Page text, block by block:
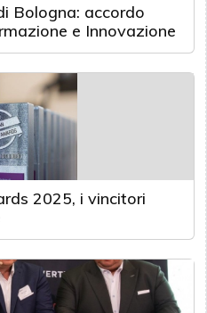
Bologna: accordo
e Innovazione
2025, i vincitori